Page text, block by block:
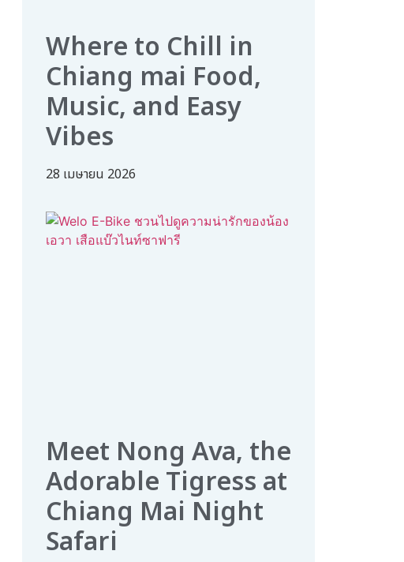
Where to Chill in
Chiang mai Food,
Music, and Easy
Vibes
28 เมษายน 2026
Meet Nong Ava, the
Adorable Tigress at
Chiang Mai Night
Safari